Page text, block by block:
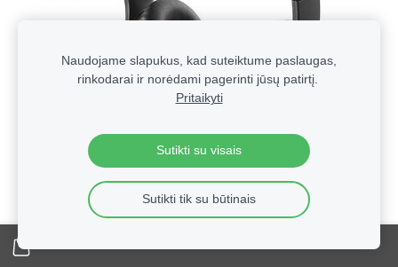
Technologinės verslo dovanos su logotipu | Reklaminė
Naudojame slapukus, kad suteiktume paslaugas,
rinkodarai ir norėdami pagerinti jūsų patirtį.
Pritaikyti
Sutikti su visais
Sutikti tik su būtinais